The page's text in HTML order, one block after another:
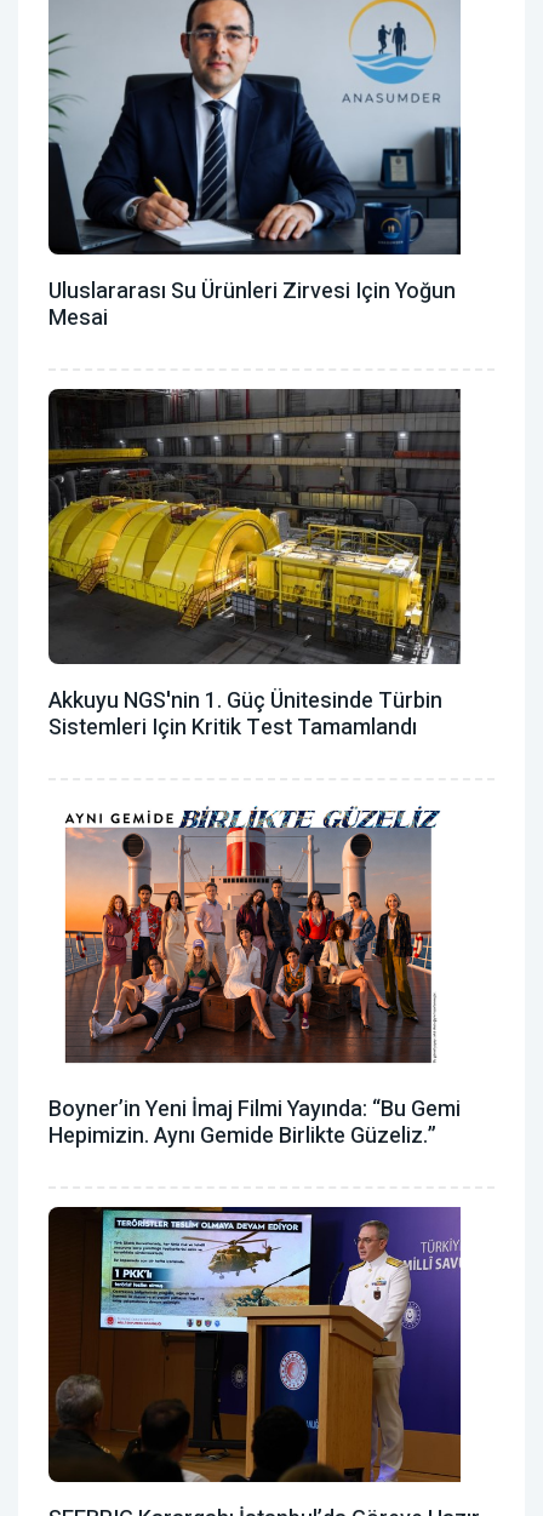
Uluslararası Su Ürünleri Zirvesi Için Yoğun
Mesai
Akkuyu NGS'nin 1. Güç Ünitesinde Türbin
Sistemleri Için Kritik Test Tamamlandı
Boyner’in Yeni İmaj Filmi Yayında: “Bu Gemi
Hepimizin. Aynı Gemide Birlikte Güzeliz.”